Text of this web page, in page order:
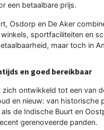
een betaalbare prijs.
Osdorp en De Aker
sportfaciliteiten en
maar toch in
en goed bereikbaar
ontwikkeld tot een van
en nieuw: van
de Indische Buurt en
gerenoveerde panden.